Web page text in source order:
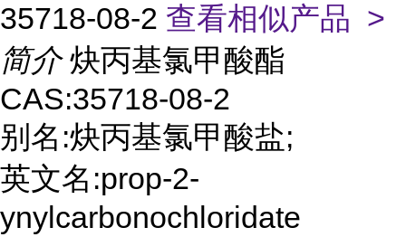
35718-08-2 查看相似产品 >
简介 炔丙基氯甲酸酯
CAS:35718-08-2
别名:炔丙基氯甲酸盐;
英文名:prop-2-
ynylcarbonochloridate